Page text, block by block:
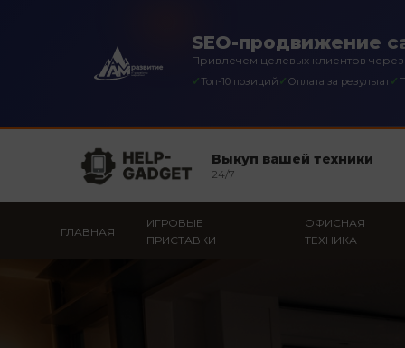
SEO-продвижение
Привлечем целевых клиентов
✓Топ-10 позиций ✓ Оплата за результат✓
Выкуп вашей техники
24/7
ГЛАВНАЯ
ИГРОВЫЕ
ПРИСТАВКИ
ОФИСНАЯ
ТЕХНИКА